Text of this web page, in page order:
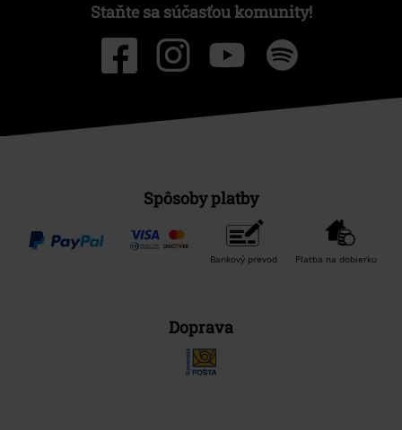
Staňte sa súčasťou komunity!
Spôsoby platby
Bankový prevod Platba na dobierku
Doprava